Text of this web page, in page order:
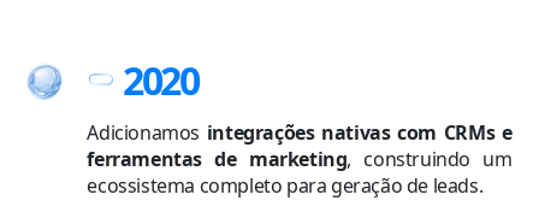
2020
Adicionamos integrações nativas com CRMs e
ferramentas de marketing, construindo um
ecossistema completo para geração de leads.